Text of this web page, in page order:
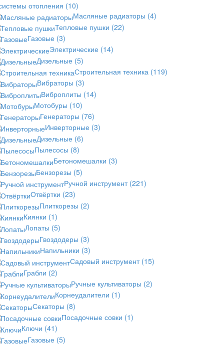
отопления (10)
Масляные радиаторы (4)
Тепловые пушки (22)
Газовые (3)
Электрические (14)
Дизельные (5)
Строительная техника (119)
Вибраторы (3)
Виброплиты (14)
Мотобуры (10)
Генераторы (76)
Инверторные (3)
Дизельные (6)
Пылесосы (8)
Бетономешалки (3)
Бензорезы (5)
Ручной инструмент (221)
Отвёртки (23)
Плиткорезы (2)
Киянки (1)
Лопаты (5)
Гвоздодеры (3)
Напильники (3)
Садовый инструмент (15)
Грабли (2)
Ручные культиваторы (2)
Корнеудалители (1)
Секаторы (8)
Посадочные совки (1)
Ключи (41)
Газовые (5)